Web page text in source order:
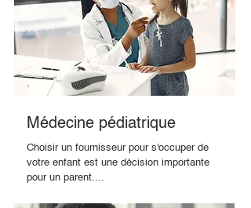
Médecine pédiatrique
Choisir un fournisseur pour s'occuper de
votre enfant est une décision importante
pour un parent....